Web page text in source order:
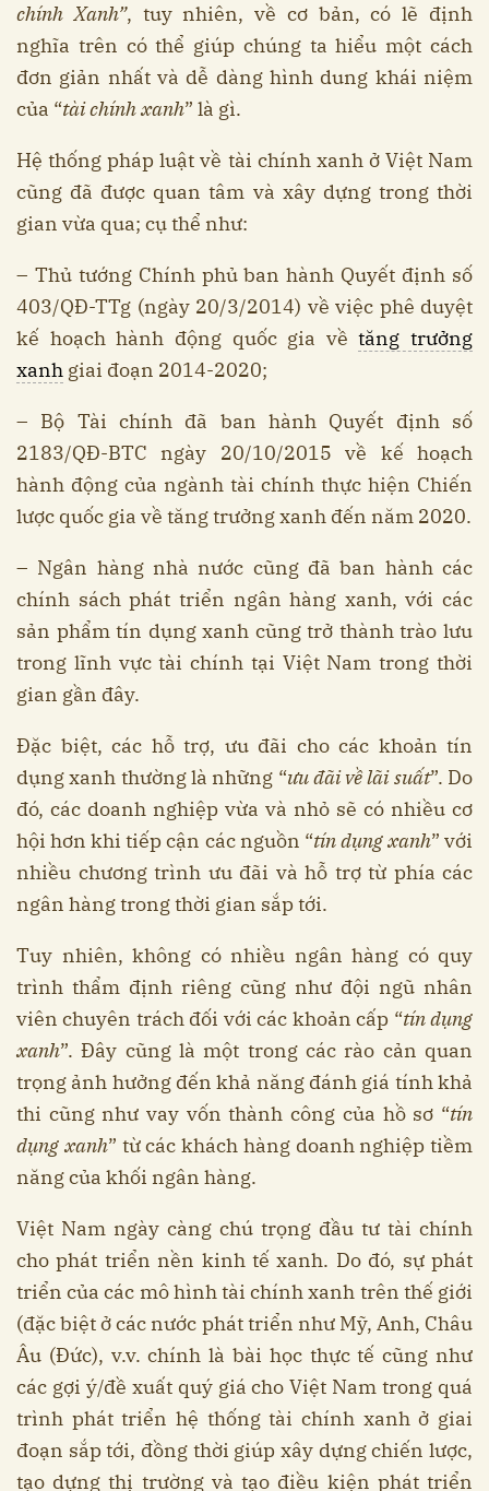
chính Xanh”, tuy nhiên, về cơ bản, có lẽ định
nghĩa trên có thể giúp chúng ta hiểu một cách
đơn giản nhất và dễ dàng hình dung khái niệm
của “tài chính xanh” là gì.
Hệ thống pháp luật về tài chính xanh ở Việt Nam
cũng đã được quan tâm và xây dựng trong thời
gian vừa qua; cụ thể như:
– Thủ tướng Chính phủ ban hành Quyết định số
403/QĐ-TTg (ngày 20/3/2014) về việc phê duyệt
kế hoạch hành động quốc gia vềtăng trưởng
xanh giai đoạn 2014-2020;
– Bộ Tài chính đã ban hành Quyết định số
2183/QĐ-BTC ngày 20/10/2015 về kế hoạch
hành động của ngành tài chính thực hiện Chiến
lược quốc gia về tăng trưởng xanh đến năm 2020.
– Ngân hàng nhà nước cũng đã ban hành các
chính sách phát triển ngân hàng xanh, với các
sản phẩm tín dụng xanh cũng trở thành trào lưu
trong lĩnh vực tài chính tại Việt Nam trong thời
gian gần đây.
Đặc biệt, các hỗ trợ, ưu đãi cho các khoản tín
dụng xanh thường là những “ưu đãi về lãi suất”. Do
đó, các doanh nghiệp vừa và nhỏ sẽ có nhiều cơ
hội hơn khi tiếp cận các nguồn “tín dụng xanh” với
nhiều chương trình ưu đãi và hỗ trợ từ phía các
ngân hàng trong thời gian sắp tới.
Tuy nhiên, không có nhiều ngân hàng có quy
trình thẩm định riêng cũng như đội ngũ nhân
viên chuyên trách đối với các khoản cấp “tín dụng
xanh”. Đây cũng là một trong các rào cản quan
trọng ảnh hưởng đến khả năng đánh giá tính khả
thi cũng như vay vốn thành công của hồ sơ “tín
dụng xanh” từ các khách hàng doanh nghiệp tiềm
năng của khối ngân hàng.
Việt Nam ngày càng chú trọng đầu tư tài chính
cho phát triển nền kinh tế xanh. Do đó, sự phát
triển của các mô hình tài chính xanh trên thế giới
(đặc biệt ở các nước phát triển như Mỹ, Anh, Châu
Âu (Đức), v.v. chính là bài học thực tế cũng như
các gợi ý/đề xuất quý giá cho Việt Nam trong quá
trình phát triển hệ thống tài chính xanh ở giai
đoạn sắp tới, đồng thời giúp xây dựng chiến lược,
tạo dựng thị trường và tạo điều kiện phát triển